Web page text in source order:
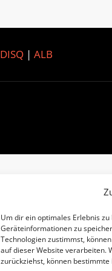
Um dir ein optimales Erlebnis
Geräteinformationen zu
Technologien zustimmst,
auf dieser Website verarbeiten.
zurückziehst, können
DISQ| ALB